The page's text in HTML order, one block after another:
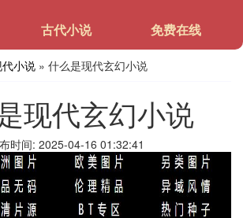
古代小说 免费在线
小说 » 什么是现代玄幻小说
现代玄幻小说
时间: 2025-04-16 01:32:41